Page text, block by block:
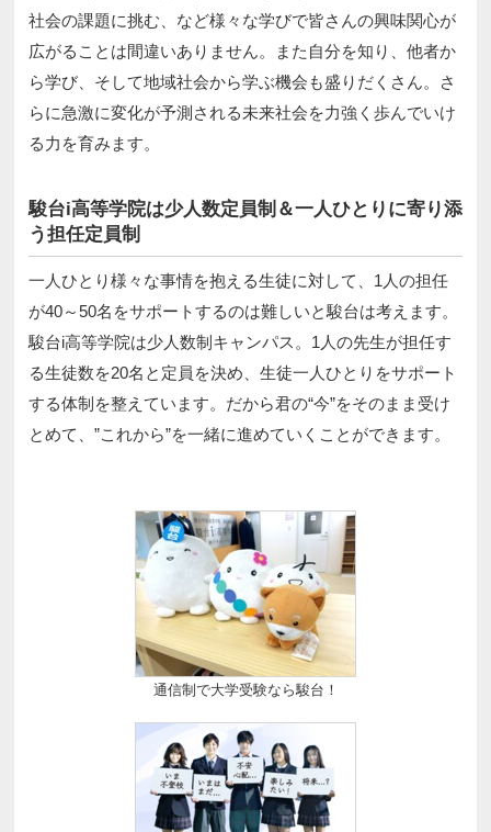
社会の課題に挑む、など様々な学びで皆さんの興味関心が
広がることは間違いありません。また自分を知り、他者か
ら学び、そして地域社会から学ぶ機会も盛りだくさん。さ
らに急激に変化が予測される未来社会を力強く歩んでいけ
る力を育みます。
駿台i高等学院は少人数定員制＆一人ひとりに寄り添
う担任定員制
一人ひとり様々な事情を抱える生徒に対して、1人の担任
が40～50名をサポートするのは難しいと駿台は考えます。
駿台i高等学院は少人数制キャンパス。1人の先生が担任す
る生徒数を20名と定員を決め、生徒一人ひとりをサポート
する体制を整えています。だから君の“今”をそのまま受け
とめて、”これから”を一緒に進めていくことができます。
通信制で大学受験なら駿台！